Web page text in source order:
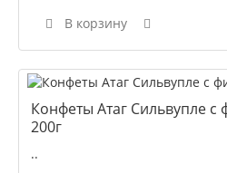
В корзину
Конфеты Атаг Сильвупле
200г
..